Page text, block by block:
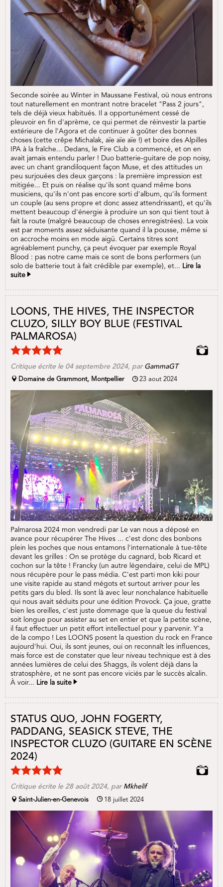
Seconde soirée au Winter in Maussane Festival, où nous entrons
tout naturellement en montrant notre bracelet "Pass 2 jours",
tels de déjà vieux habitués. Il a opportunément cessé de
pleuvoir en fin d'aprème, ce qui permet de réinvestir la partie
extérieure de l'Agora et de continuer à goûter des bonnes
choses (cette crêpe Michalak, aïe aïe aïe !) et boire des Alpilles
IPA à la fraîche... Dedans, le Fire Club a commencé, et on en
avait jamais entendu parler ! Duo batterie-guitare de pop noisy,
avec un chant grandiloquent façon Muse, et des attitudes un
peu surjouées des deux garçons : la première impression est
mitigée... Et puis on réalise qu'ils sont quand même bons
musiciens, qu'ils n'ont pas encore sorti d'album, qu'ils forment
un couple (au sens propre et donc assez attendrissant), et qu'ils
mettent beaucoup d'énergie à produire un son qui tient tout à
fait la route (malgré beaucoup de choses enregistrées). La voix
est par moments assez séduisante quand il la pousse, même si
on accroche moins en mode aigü. Certains titres sont
agréablement punchy, ça peut évoquer par exemple Royal
Blood : pas notre came mais ce sont de bons performers (un
solo de batterie tout à fait crédible par exemple), et... Lire la
suite
LOONS, THE HIVES, THE INSPECTOR
CLUZO, SILLY BOY BLUE (FESTIVAL
PALMAROSA)
Critique écrite le 04 septembre 2024, par GammaGT
Domaine de Grammont, Montpellier 23 aout 2024
Palmarosa 2024 mon vendredi par Le van nous a déposé en
avance pour récupérer The Hives ... c'est donc des bonbons
plein les poches que nous entamons l'internationale à tue-tête
devant les grilles : On se protège du cagnard, bob Ricard et
cochon sur la tête ! Francky (un autre légendaire, celui de MPL)
nous récupère pour le pass média. C'est parti mon kiki pour
une visite rapide au stand mégots et surtout arriver pour les
petits gars du bled. Ils sont là avec leur nonchalance habituelle
qui nous avait séduits pour une édition Provock. Ça joue, gratte
bien les oreilles, c'est juste dommage que la queue du festival
soit longue pour assister au set en entier et que la petite scène,
il faut effectuer un petit effort intellectuel pour y parvenir. Y'a
de la compo ! Les LOONS posent la question du rock en France
aujourd'hui. Oui, ils sont jeunes, oui on reconnaît les influences,
mais force est de constater que leur niveau technique est à des
années lumières de celui des Shaggs, ils volent déjà dans la
stratosphère, et ne sont pas encore viciés par le succès alcalin.
À voir... Lire la suite
STATUS QUO, JOHN FOGERTY,
PADDANG, SEASICK STEVE, THE
INSPECTOR CLUZO (GUITARE EN SCÈNE
2024)
Critique écrite le 28 août 2024, par Mkhelif
Saint-Julien-en-Genevois 18 juillet 2024